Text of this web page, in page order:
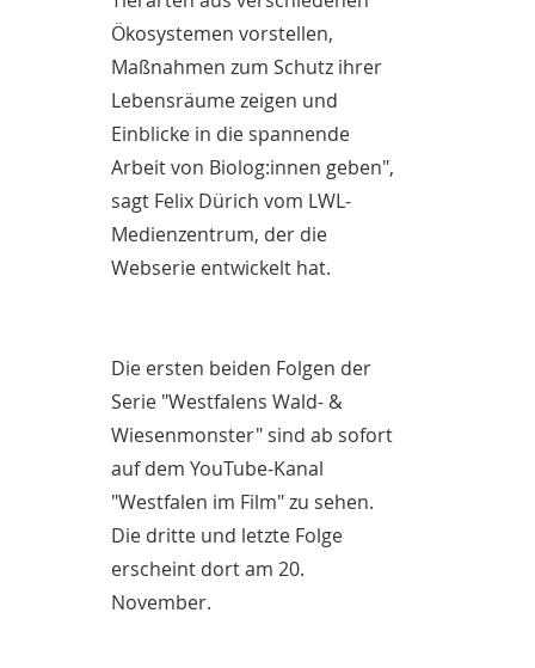
Ökosystemen vorstellen,
Maßnahmen zum Schutz ihrer
Lebensräume zeigen und
Einblicke in die spannende
Arbeit von Biolog:innen geben",
sagt Felix Dürich vom LWL-
Medienzentrum, der die
Webserie entwickelt hat.
Die ersten beiden Folgen der
Serie "Westfalens Wald- &
Wiesenmonster" sind ab sofort
auf dem YouTube-Kanal
"Westfalen im Film" zu sehen.
Die dritte und letzte Folge
erscheint dort am 20.
November.